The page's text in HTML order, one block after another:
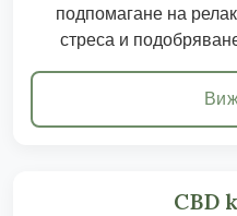
подпомагане на
стреса и
CBD